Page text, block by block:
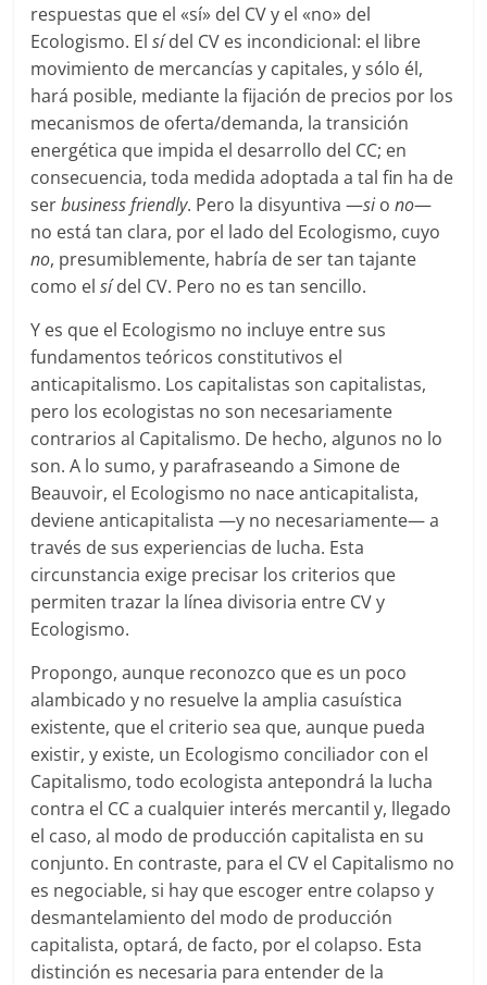
respuestas que el «sí» del CV y el «no» del
Ecologismo. Elsídel CV es incondicional: el libre
movimiento de mercancías y capitales, y sólo él,
hará posible, mediante la fijación de precios por los
mecanismos de oferta/demanda, la transición
energética que impida el desarrollo del CC; en
consecuencia, toda medida adoptada a tal fin ha de
serbusiness friendly. Pero la disyuntiva —si ono—
no está tan clara, por el lado del Ecologismo, cuyo
no, presumiblemente, habría de ser tan tajante
como elsídel CV. Pero no es tan sencillo.
Y es que el Ecologismo no incluye entre sus
fundamentos teóricos constitutivos el
anticapitalismo. Los capitalistas son capitalistas,
pero los ecologistas no son necesariamente
contrarios al Capitalismo. De hecho, algunos no lo
son. A lo sumo, y parafraseando a Simone de
Beauvoir, el Ecologismo no nace anticapitalista,
deviene anticapitalista —y no necesariamente— a
través de sus experiencias de lucha. Esta
circunstancia exige precisar los criterios que
permiten trazar la línea divisoria entre CV y
Ecologismo.
Propongo, aunque reconozco que es un poco
alambicado y no resuelve la amplia casuística
existente, que el criterio sea que, aunque pueda
existir, y existe, un Ecologismo conciliador con el
Capitalismo, todo ecologista antepondrá la lucha
contra el CC a cualquier interés mercantil y, llegado
el caso, al modo de producción capitalista en su
conjunto. En contraste, para el CV el Capitalismo no
es negociable, si hay que escoger entre colapso y
desmantelamiento del modo de producción
capitalista, optará, de facto, por el colapso. Esta
distinción es necesaria para entender de la